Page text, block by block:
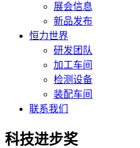
展会信息
新品发布
恒力世界
研发团队
加工车间
检测设备
装配车间
联系我们
科技进步奖